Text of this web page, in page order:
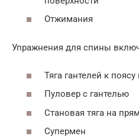
Отжимания
Упражнения для спины
Тяга гантелей к
Пуловер с гантелью
Становая тяга на
Супермен